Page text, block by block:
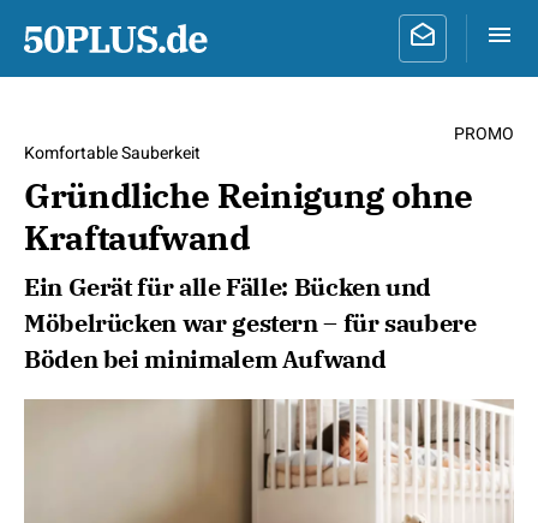
PROMO
Komfortable Sauberkeit
Gründliche Reinigung ohne
Kraftaufwand
Ein Gerät für alle Fälle: Bücken und
Möbelrücken war gestern – für saubere
Böden bei minimalem Aufwand